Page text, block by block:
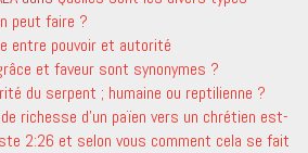
peut faire ?
entre pouvoir et autorité
et faveur sont synonymes ?
du serpent ; humaine ou reptilienne ?
richesse d’un païen vers un chrétien est-
2:26 et selon vous comment cela se fait